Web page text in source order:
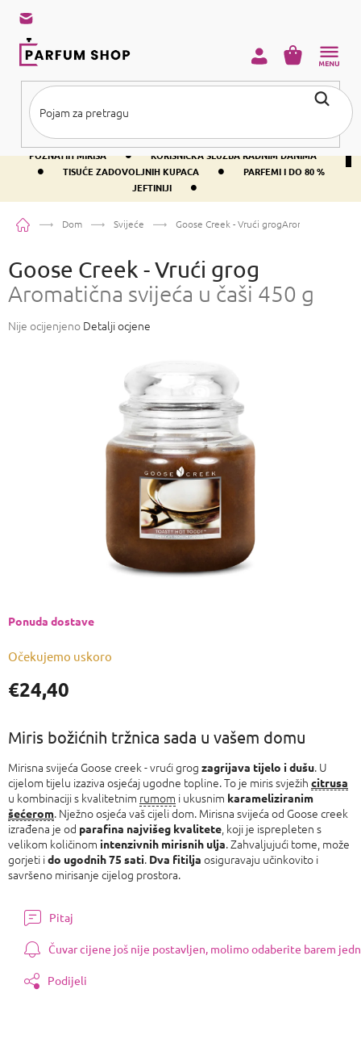
sadržaj
BESPLATNA DOSTAVA IZNAD PRIBLIŽNO 37 € •
400+ SVJETSKI
POZNATIH MIRISA
• KORISNIČKA SLUŽBA RADNIM DANIMA
• TISUĆE ZADOVOLJNIH KUPACA •
PARFEMI I DO 80 %
JEFTINIJI
•
KOŠARICA
PočetnaDom Svijeće Goose Creek - Vrući grogAromatična
Goose Creek - Vrući grog
Aromatična svijeća u čaši 450 g
Prosječna
Nije ocijenjeno Detalji ocjene
€24,40
Očekujemo uskoro
Ponuda dostave
Miris božićnih tržnica sada u vašem domu
Mirisna svijeća Goose creek - vrući grog zagrijava tijelo i dušu. U
cijelom tijelu izaziva osjećaj ugodne topline. To je miris svježih citrusa
u kombinaciji s kvalitetnim rumom i ukusnim karameliziranim
šećerom. Nježno osjeća vaš cijeli dom. Mirisna svijeća od Goose creek
izrađena je od parafina najvišeg kvalitete , koji je isprepleten s
velikom količinom intenzivnih mirisnih ulja. Zahvaljujući tome, može
gorjeti ido ugodnih 75 sati. Dva fitilja osiguravaju učinkovito i
savršeno mirisanje cijelog prostora.
Pitaj
Čuvar cijene još nije postavljen, molimo odaberite barem
Podijeli